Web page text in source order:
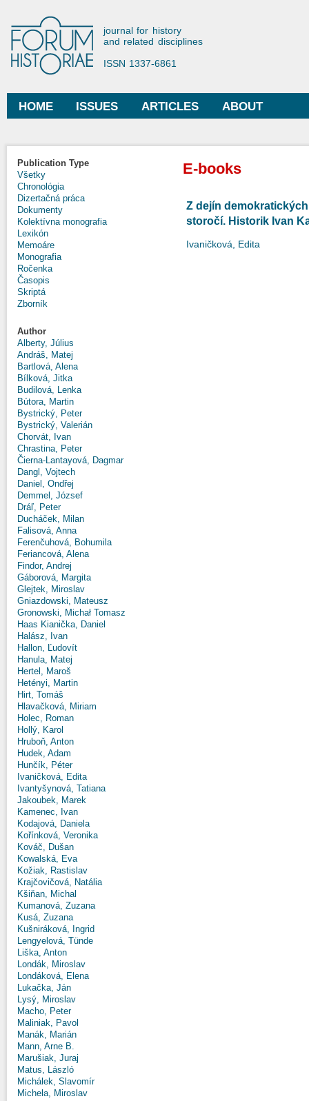
Forum Historiae
journal for history
and related disciplines
ISSN 1337-6861
Main menu
HOME ISSUES ARTICLES ABOUT
Publication Type
Všetky
Chronológia
Dizertačná práca
Dokumenty
Kolektívna monografia
Lexikón
Memoáre
Monografia
Ročenka
Časopis
Skriptá
Zborník
Author
Alberty, Július
Andráš, Matej
Bartlová, Alena
Bílková, Jitka
Budilová, Lenka
Bútora, Martin
Bystrický, Peter
Bystrický, Valerián
Chorvát, Ivan
Chrastina, Peter
Čierna-Lantayová, Dagmar
Dangl, Vojtech
Daniel, Ondřej
Demmel, József
Dráľ, Peter
Ducháček, Milan
Falisová, Anna
Ferenčuhová, Bohumila
Feriancová, Alena
Findor, Andrej
Gáborová, Margita
Glejtek, Miroslav
Gniazdowski, Mateusz
Gronowski, Michał Tomasz
Haas Kianička, Daniel
Halász, Ivan
Hallon, Ľudovít
Hanula, Matej
Hertel, Maroš
Hetényi, Martin
Hirt, Tomáš
Hlavačková, Miriam
Holec, Roman
Hollý, Karol
Hruboň, Anton
Hudek, Adam
Hunčík, Péter
Ivaničková, Edita
Ivantyšynová, Tatiana
Jakoubek, Marek
Kamenec, Ivan
Kodajová, Daniela
Kořínková, Veronika
Kováč, Dušan
Kowalská, Eva
Kožiak, Rastislav
Krajčovičová, Natália
Kšiňan, Michal
Kumanová, Zuzana
Kusá, Zuzana
Kušniráková, Ingrid
Lengyelová, Tünde
Liška, Anton
Londák, Miroslav
Londáková, Elena
Lukačka, Ján
Lysý, Miroslav
Macho, Peter
Maliniak, Pavol
Manák, Marián
Mann, Arne B.
Marušiak, Juraj
Matus, László
Michálek, Slavomír
Michela, Miroslav
E-books
Z dejín
storočí. Historik Ivan
Ivaničková, Edita